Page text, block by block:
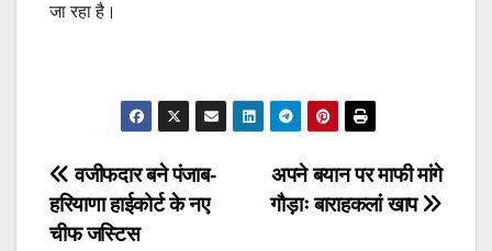
जा रहा है।
Post
navigation
अपने बयान पर माफी मांगे
गौड़ाः बाराहकलां खाप
वजीफदार बने पंजाब-
हरियाणा हाईकोर्ट के नए
चीफ जस्टिस